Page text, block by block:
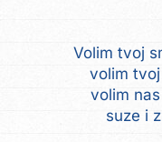
Volim tvoj
volim
volim
suze i